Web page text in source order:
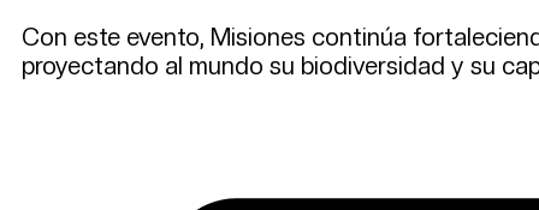
Con este evento, Misiones continúa
proyectando al mundo su biodiversidad y su